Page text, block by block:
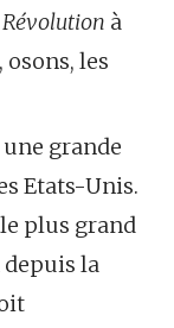
Révolution à
les
grande
Etats-Unis.
le plus grand
la